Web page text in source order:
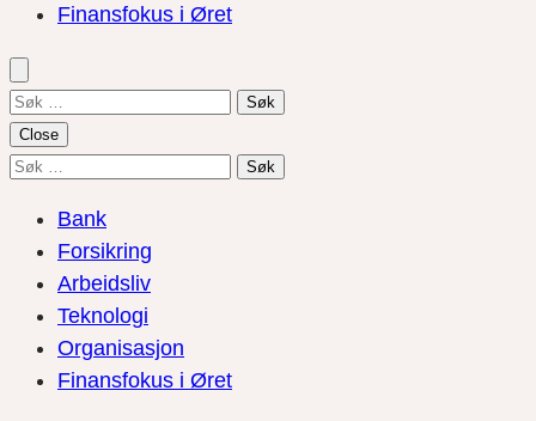
Finansfokus i Øret
Søk
etter:
Close
Søk
Bank
Forsikring
Arbeidsliv
Teknologi
Organisasjon
Finansfokus i Øret